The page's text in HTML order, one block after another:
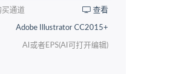
买通道 查看
Adobe Illustrator CC2015+
AI或者EPS(AI可打开编辑)